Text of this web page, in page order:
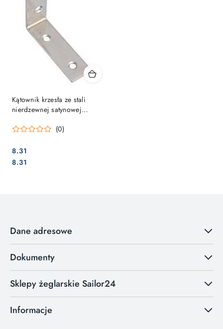
Kątownik krzesła ze stali
nierdzewnej satynowej
(0)
Cena:
8.31
Cena:
8.31
Dane adresowe
Dokumenty
Sklepy żeglarskie Sailor24
Informacje